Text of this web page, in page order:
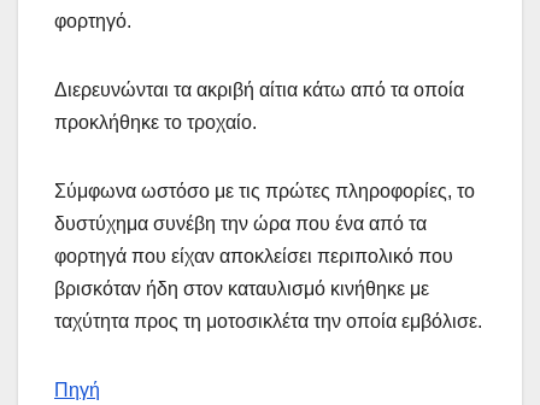
φορτηγό.
Διερευνώνται τα ακριβή αίτια κάτω από τα οποία
προκλήθηκε το τροχαίο.
Σύμφωνα ωστόσο με τις πρώτες πληροφορίες, το
δυστύχημα συνέβη την ώρα που ένα από τα
φορτηγά που είχαν αποκλείσει περιπολικό που
βρισκόταν ήδη στον καταυλισμό κινήθηκε με
ταχύτητα προς τη μοτοσικλέτα την οποία εμβόλισε.
Πηγή